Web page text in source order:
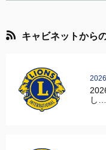
キャビネットから
し…